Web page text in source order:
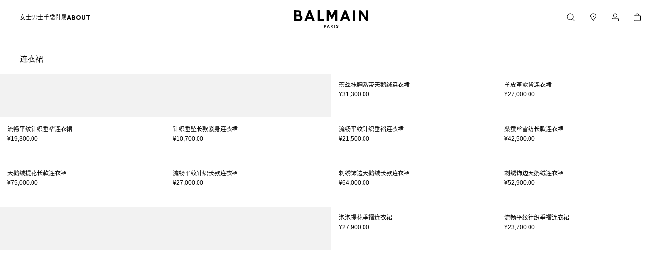
女士男士手袋鞋履ABOUT 购物车
连衣裙
蕾丝抹胸系带天鹅绒连衣裙
¥31,300.00
羊皮革露背连衣裙
¥27,000.00
流畅平纹针织垂褶连衣裙
¥19,300.00
针织垂坠长款紧身连衣裙
¥10,700.00
流畅平纹针织垂褶连衣裙
¥21,500.00
桑蚕丝雪纺长款连衣裙
¥42,500.00
天鹅绒提花长款连衣裙
¥75,000.00
流畅平纹针织长款连衣裙
¥27,000.00
刺绣饰边天鹅绒长款连衣裙
¥64,000.00
刺绣饰边天鹅绒连衣裙
¥52,900.00
泡泡提花垂褶连衣裙
¥27,900.00
流畅平纹针织垂褶连衣裙
¥23,700.00